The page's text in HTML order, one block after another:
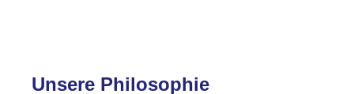
Unsere Philosophie